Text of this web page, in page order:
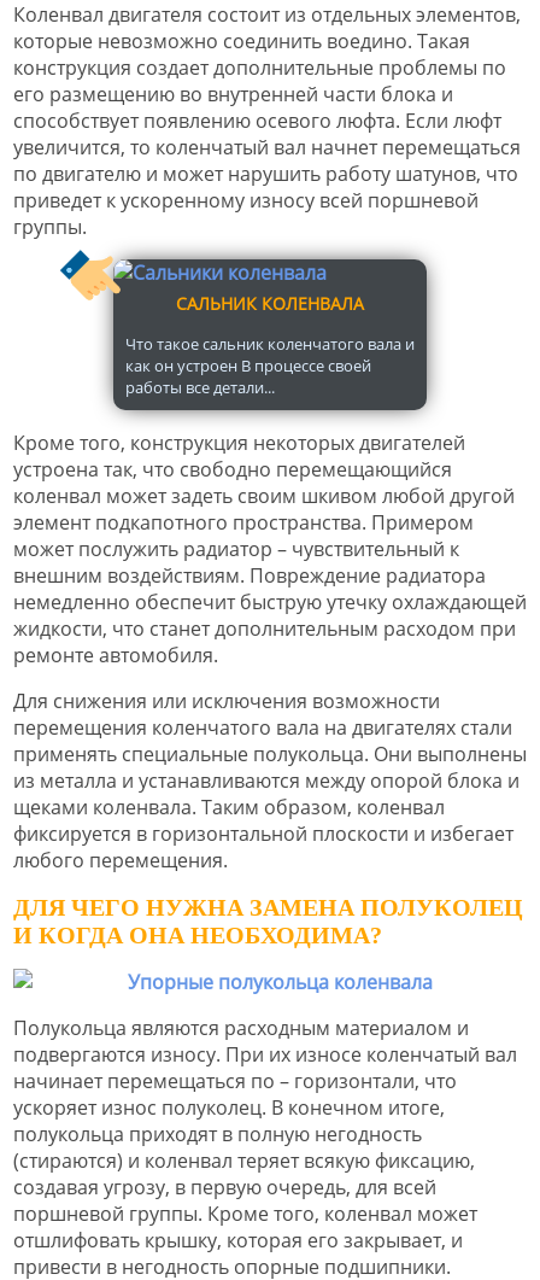
Коленвал двигателя состоит из отдельных элементов,
которые невозможно соединить воедино. Такая
конструкция создает дополнительные проблемы по
его размещению во внутренней части блока и
способствует появлению осевого люфта. Если люфт
увеличится, то коленчатый вал начнет перемещаться
по двигателю и может нарушить работу шатунов, что
приведет к ускоренному износу всей поршневой
группы.
САЛЬНИК КОЛЕНВАЛА
Что такое сальник коленчатого вала и
как он устроен В процессе своей
работы все детали...
Кроме того, конструкция некоторых двигателей
устроена так, что свободно перемещающийся
коленвал может задеть своим шкивом любой другой
элемент подкапотного пространства. Примером
может послужить радиатор – чувствительный к
внешним воздействиям. Повреждение радиатора
немедленно обеспечит быструю утечку охлаждающей
жидкости, что станет дополнительным расходом при
ремонте автомобиля.
Для снижения или исключения возможности
перемещения коленчатого вала на двигателях стали
применять специальные полукольца. Они выполнены
из металла и устанавливаются между опорой блока и
щеками коленвала. Таким образом, коленвал
фиксируется в горизонтальной плоскости и избегает
любого перемещения.
ДЛЯ ЧЕГО НУЖНА ЗАМЕНА ПОЛУКОЛЕЦ
И КОГДА ОНА НЕОБХОДИМА?
Полукольца являются расходным материалом и
подвергаются износу. При их износе коленчатый вал
начинает перемещаться по – горизонтали, что
ускоряет износ полуколец. В конечном итоге,
полукольца приходят в полную негодность
(стираются) и коленвал теряет всякую фиксацию,
создавая угрозу, в первую очередь, для всей
поршневой группы. Кроме того, коленвал может
отшлифовать крышку, которая его закрывает, и
привести в негодность опорные подшипники.